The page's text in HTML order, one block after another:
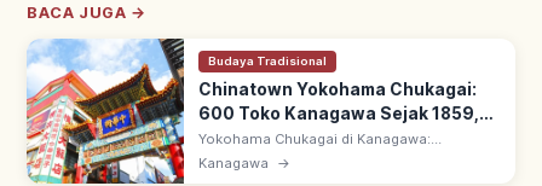
BACA JUGA →
Budaya Tradisional
Chinatown Yokohama Chukagai:
600 Toko Kanagawa Sejak 1859,
Rute Wisata
Yokohama Chukagai di Kanagawa:
Chinatown terbesar Jepang ~500x500 m
dengan 600+ resto & toko. Sejak 1859 saat
Kanagawa →